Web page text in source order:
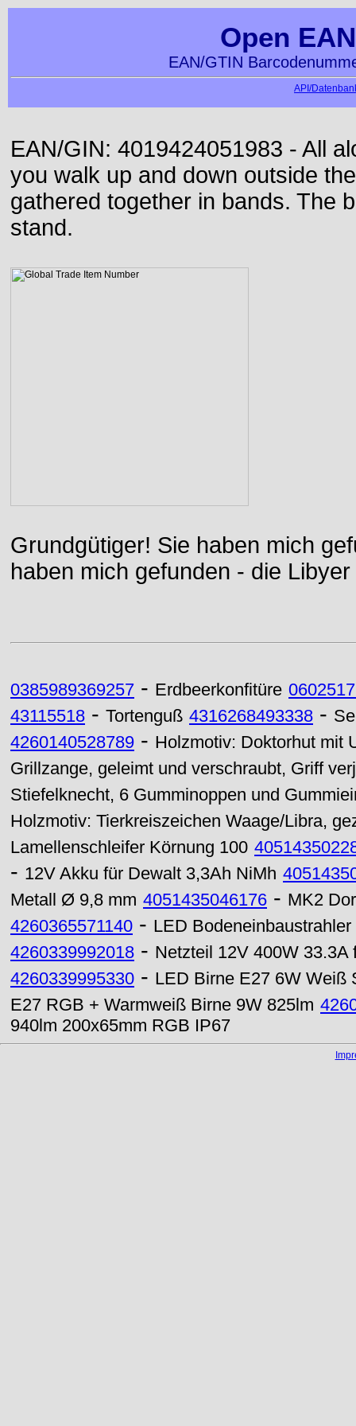
Open
EAN/GTIN
API/
EAN/GIN: 4019424051983 - All
you walk up and down outside
gathered together in bands. The
stand.
Grundgütiger! Sie haben mich
haben mich gefunden - die
0385989369257 - Erdbeerkonfitüre
43115518 - Tortenguß 4316268493338 -
4260140528789 - Holzmotiv: Doktorhut mit
Grillzange, geleimt und verschraubt, Griff
Stiefelknecht, 6 Gumminoppen und
Holzmotiv: Tierkreiszeichen Waage/Libra,
Lamellenschleifer Körnung 100
- 12V Akku für Dewalt 3,3Ah NiMh
Metall Ø 9,8 mm 4051435046176 - MK2
4260365571140 - LED
4260339992018 - Netzteil 12V 400W
4260339995330 - LED Birne E27 6W Weiß
E27 RGB + Warmweiß Birne 9W 825lm
940lm 200x65mm RGB IP67